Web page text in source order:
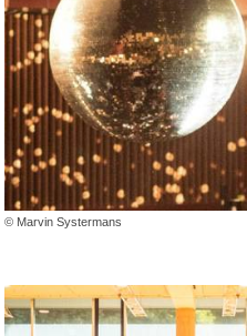
© Marvin Systermans